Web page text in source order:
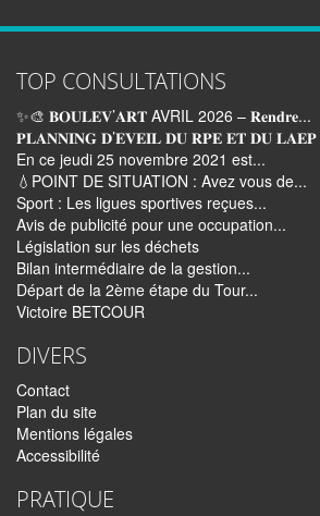
TOP CONSULTATIONS
✨🎨 𝐁𝐎𝐔𝐋𝐄𝐕’𝐀𝐑𝐓 AVRIL 2026 – 𝐑𝐞𝐧𝐝𝐫𝐞...
𝐏𝐋𝐀𝐍𝐍𝐈𝐍𝐆 𝐃’𝐄𝐕𝐄𝐈𝐋 𝐃𝐔 𝐑𝐏𝐄 𝐄𝐓 𝐃𝐔 𝐋𝐀𝐄𝐏
En ce jeudi 25 novembre 2021 est...
💧POINT DE SITUATION : Avez vous de...
Sport : Les ligues sportives reçues...
Avis de publicité pour une occupation...
Législation sur les déchets
Bilan intermédiaire de la gestion...
Départ de la 2ème étape du Tour...
Victoire BETCOUR
DIVERS
Contact
Plan du site
Mentions légales
Accessibilité
PRATIQUE